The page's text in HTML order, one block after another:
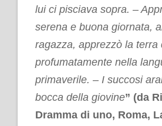
lui ci pisciava sopra. –
serena e buona giornata,
ragazza, apprezzò la terra
profumatamente nella
primaverile. – I succosi
bocca della giovine” (da
Dramma di uno, Roma,